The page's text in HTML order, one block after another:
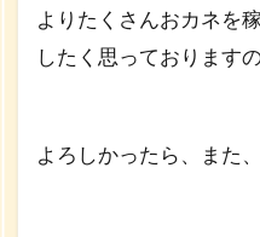
よりたくさんおカネを
したく思っておりますの
よろしかったら、また